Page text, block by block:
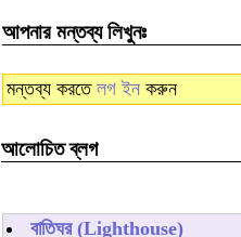
আপনার মন্তব্য লিখুনঃ
মন্তব্য করতে লগ ইন করুন
আলোচিত ব্লগ
বাতিঘর (Lighthouse)